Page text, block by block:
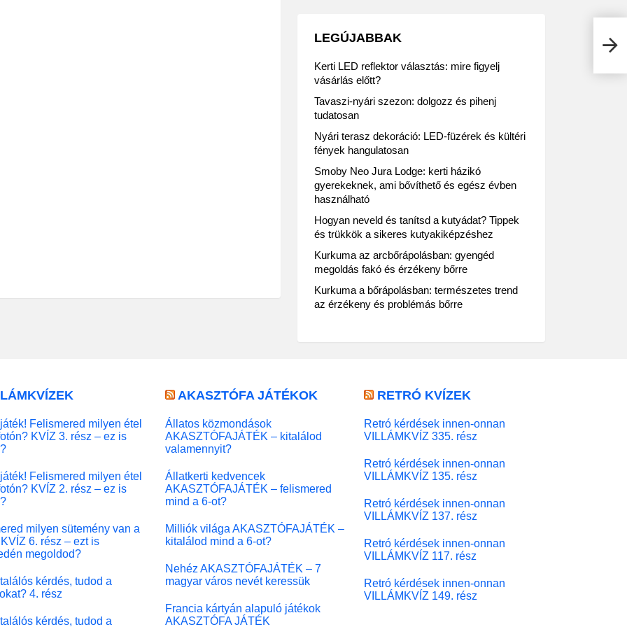
LEGÚJABBAK
Kerti LED reflektor választás: mire figyelj
vásárlás előtt?
Tavaszi-nyári szezon: dolgozz és pihenj
tudatosan
Nyári terasz dekoráció: LED-füzérek és kültéri
fények hangulatosan
Smoby Neo Jura Lodge: kerti házikó
gyerekeknek, ami bővíthető és egész évben
használható
Hogyan neveld és tanítsd a kutyádat? Tippek
és trükkök a sikeres kutyakiképzéshez
Kurkuma az arcbőrápolásban: gyengéd
megoldás fakó és érzékeny bőrre
Kurkuma a bőrápolásban: természetes trend
az érzékeny és problémás bőrre
Felismered milyen étel
KVÍZ 3. rész – ez is
Felismered milyen étel
KVÍZ 2. rész – ez is
milyen sütemény van a
6. rész – ezt is
megoldod?
kérdés, tudod a
4. rész
kérdés, tudod a
AKASZTÓFA JÁTÉKOK
Állatos közmondások
AKASZTÓFAJÁTÉK – kitalálod
valamennyit?
Állatkerti kedvencek
AKASZTÓFAJÁTÉK – felismered
mind a 6-ot?
Milliók világa AKASZTÓFAJÁTÉK –
kitalálod mind a 6-ot?
Nehéz AKASZTÓFAJÁTÉK – 7
magyar város nevét keressük
Francia kártyán alapuló játékok
AKASZTÓFA JÁTÉK
RETRÓ KVÍZEK
Retró kérdések innen-onnan
VILLÁMKVÍZ 335. rész
Retró kérdések innen-onnan
VILLÁMKVÍZ 135. rész
Retró kérdések innen-onnan
VILLÁMKVÍZ 137. rész
Retró kérdések innen-onnan
VILLÁMKVÍZ 117. rész
Retró kérdések innen-onnan
VILLÁMKVÍZ 149. rész